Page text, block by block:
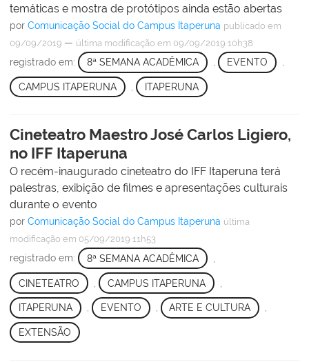
temáticas e mostra de protótipos ainda estão abertas
por Comunicação Social do Campus Itaperuna publicado em
09/09/2019 — última modificação em 09/09/2019 10h38
registrado em: 8ª SEMANA ACADÊMICA , EVENTO ,
CAMPUS ITAPERUNA ITAPERUNA
Cineteatro Maestro José Carlos Ligiero,
no IFF Itaperuna
O recém-inaugurado cineteatro do IFF Itaperuna terá
palestras, exibição de filmes e apresentações culturais
durante o evento
por Comunicação Social do Campus Itaperuna última
modificação em 05/09/2019 11h53
registrado em: 8ª SEMANA ACADÊMICA
CINETEATRO CAMPUS ITAPERUNA
ITAPERUNA , EVENTO , ARTE E CULTURA ,
EXTENSÃO